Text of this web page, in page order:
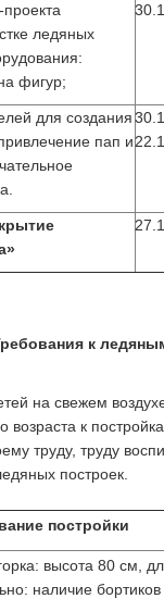
ледяных
фигур;
для создания
пап и
к
на свежем
возраста к
труду, труду
построек.
постройки
высота 80 см,
наличие